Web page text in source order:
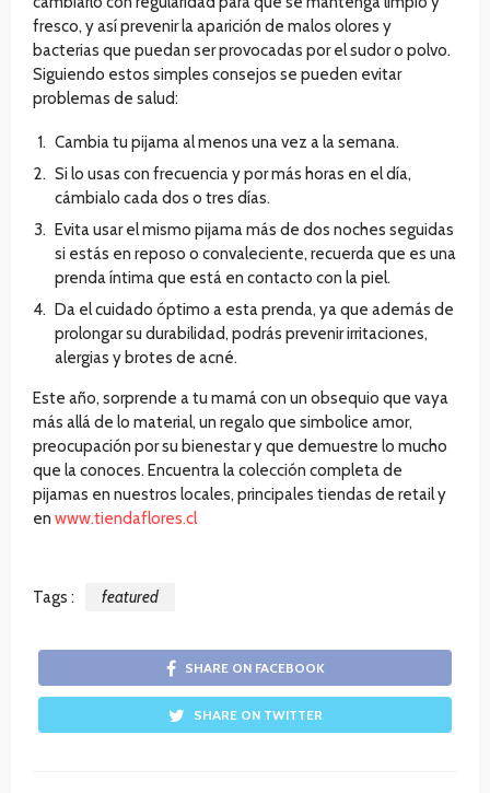
fresco, y así prevenir la aparición de malos olores y
bacterias que puedan ser provocadas por el sudor o polvo.
Siguiendo estos simples consejos se pueden evitar
problemas de salud:
Cambia tu pijama al menos una vez a la semana.
Si lo usas con frecuencia y por más horas en el día,
cámbialo cada dos o tres días.
Evita usar el mismo pijama más de dos noches seguidas
si estás en reposo o convaleciente, recuerda que es una
prenda íntima que está en contacto con la piel.
Da el cuidado óptimo a esta prenda, ya que además de
prolongar su durabilidad, podrás prevenir irritaciones,
alergias y brotes de acné.
Este año, sorprende a tu mamá con un obsequio que vaya
más allá de lo material, un regalo que simbolice amor,
preocupación por su bienestar y que demuestre lo mucho
que la conoces. Encuentra la colección completa de
pijamas en nuestros locales, principales tiendas de retail y
en www.tiendaflores.cl
Tags : featured
SHARE ON FACEBOOK
SHARE ON TWITTER